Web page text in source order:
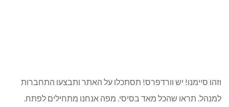
וזהו סיימנו! יש וורדפרס! תסתכלו על האתר ותבצעו התחברות
למנהל. תראו שהכל מאד בסיסי. מפה אנחנו מתחילים לפתח.